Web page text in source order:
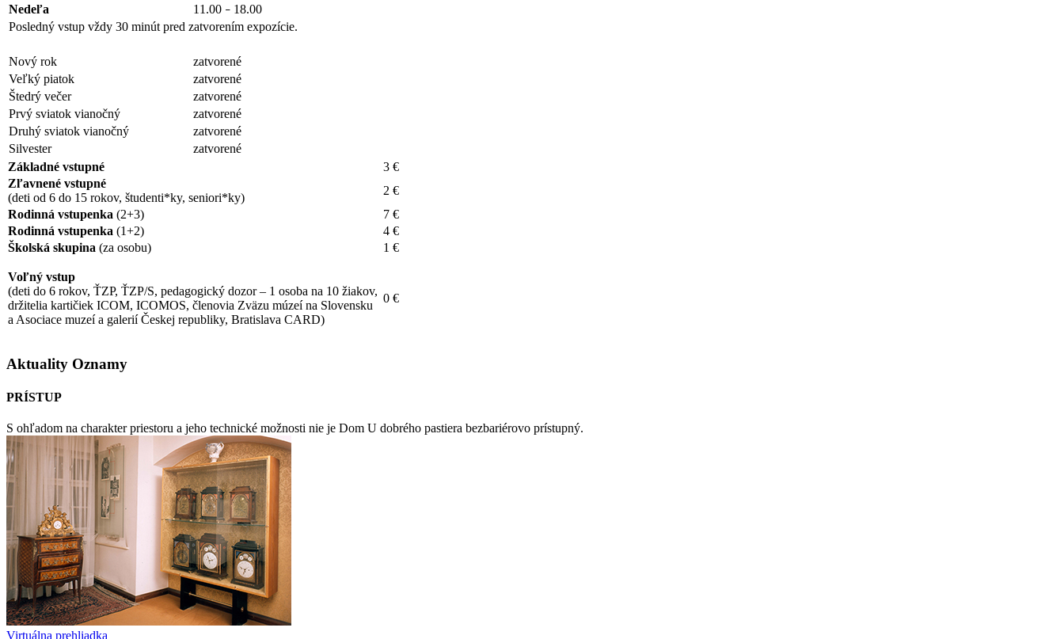
Nedeľa
11.00 – 18.00
Posledný vstup vždy 30 minút pred zatvorením expozície.
Nový rok
zatvorené
Veľký piatok
zatvorené
Štedrý večer
zatvorené
Prvý sviatok vianočný
zatvorené
Druhý sviatok vianočný
zatvorené
Silvester
zatvorené
Základné vstupné
3 €
Zľavnené vstupné
(deti od 6 do 15 rokov, študenti*ky, seniori*ky)
2 €
Rodinná vstupenka (2+3)
7 €
Rodinná vstupenka (1+2)
4 €
Školská skupina (za osobu) 1 €
Voľný vstup
(deti do 6 rokov, ŤZP, ŤZP/S, pedagogický dozor – 1 osoba na 10 žiakov,
držitelia kartičiek ICOM, ICOMOS, členovia Zväzu múzeí na Slovensku
a Asociace muzeí a galerií Českej republiky, Bratislava CARD)
0 €
Aktuality Oznamy
PRÍSTUP
S ohľadom na charakter priestoru a jeho technické možnosti nie je Dom U dobrého pastiera bezbariérovo prístupný.
Virtuálna prehliadka